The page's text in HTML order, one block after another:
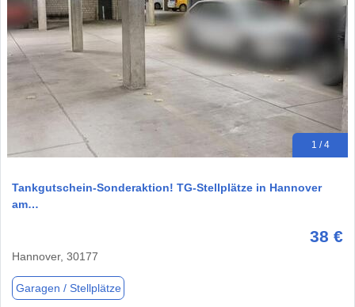
1 / 4
Tankgutschein-Sonderaktion! TG-Stellplätze in Hannover
am…
38 €
Hannover, 30177
Garagen / Stellplätze